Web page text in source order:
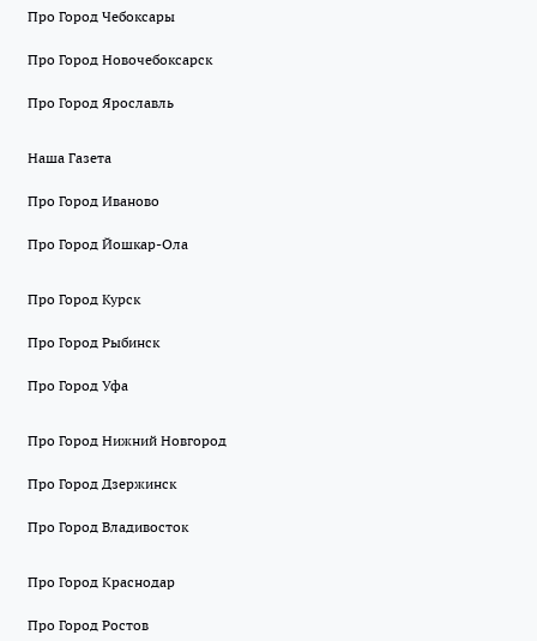
Про Город Чебоксары
Про Город Новочебоксарск
Про Город Ярославль
Наша Газета
Про Город Иваново
Про Город Йошкар-Ола
Про Город Курск
Про Город Рыбинск
Про Город Уфа
Про Город Нижний Новгород
Про Город Дзержинск
Про Город Владивосток
Про Город Краснодар
Про Город Ростов